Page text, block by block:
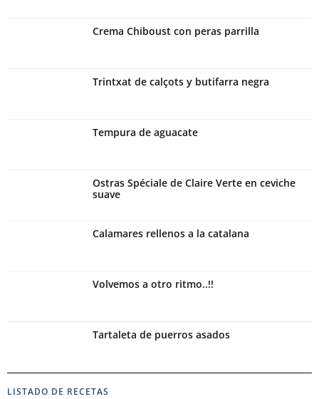
Crema Chiboust con peras parrilla
Trintxat de calçots y butifarra negra
Tempura de aguacate
Ostras Spéciale de Claire Verte en ceviche
suave
Calamares rellenos a la catalana
Volvemos a otro ritmo..!!
Tartaleta de puerros asados
LISTADO DE RECETAS